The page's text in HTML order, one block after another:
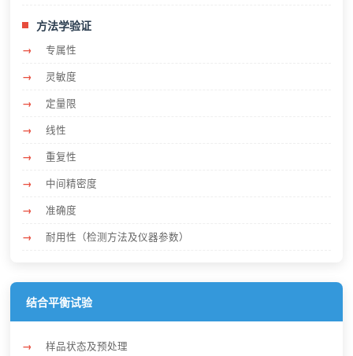
方法学验证
专属性
灵敏度
定量限
线性
重复性
中间精密度
准确度
耐用性（检测方法及仪器参数）
结合平衡试验
样品状态及预处理